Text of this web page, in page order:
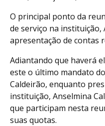
O principal ponto da
de serviço na instituição,
apresentação de contas
Adiantando que haverá
este o último mandato
Caldeirão, enquanto
instituição, Anselmina
que participam nesta
suas quotas.